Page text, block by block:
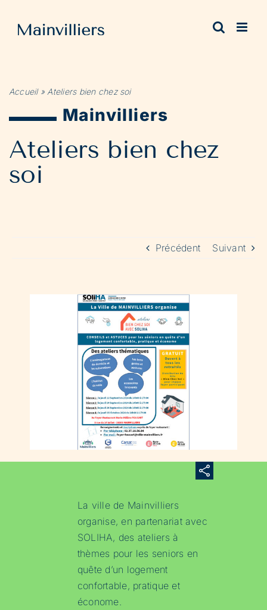
contenu
Accueil» Ateliers bien chez soi
Mainvilliers
Ateliers bien chez
soi
Précédent Suivant
La ville de Mainvilliers
organise, en partenariat avec
SOLIHA, des ateliers à
thèmes pour les seniors en
quête d’un logement
confortable, pratique et
économe.